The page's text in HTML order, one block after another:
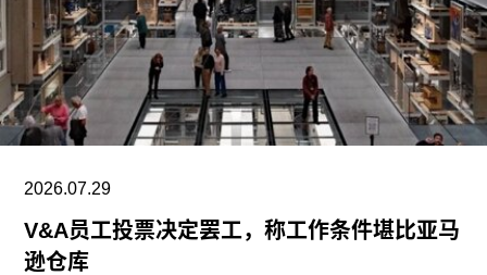
2026.07.29
V&A员工投票决定罢工，称工作条件堪比亚马
逊仓库